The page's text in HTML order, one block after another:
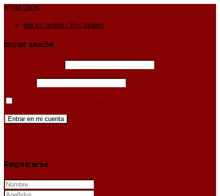
07/08/2026
iniciar sesión / Registrarse
Iniciar sesión
Registrarse